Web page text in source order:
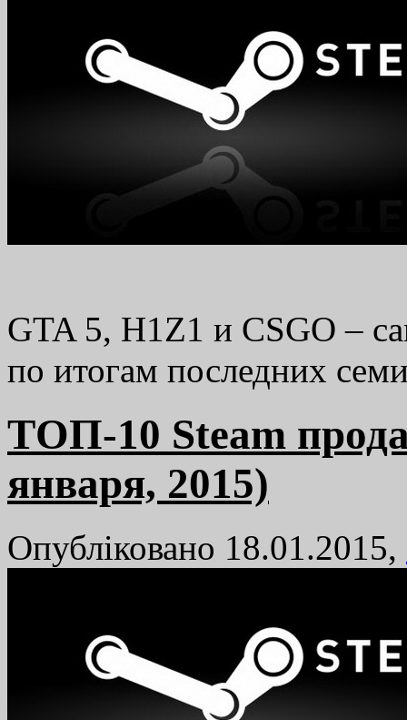
GTA 5, H1Z1 и CSGO –
по итогам последних
TОП-10 Steam
января, 2015)
Опубліковано 18.01.2015,